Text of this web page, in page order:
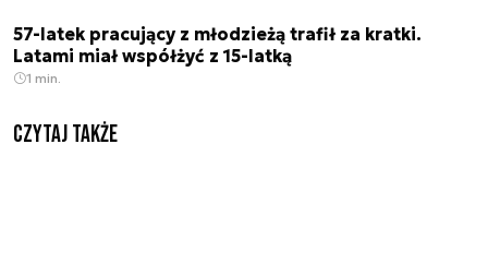
57-latek pracujący z młodzieżą trafił za kratki.
Latami miał współżyć z 15-latką
1 min.
Czytaj także